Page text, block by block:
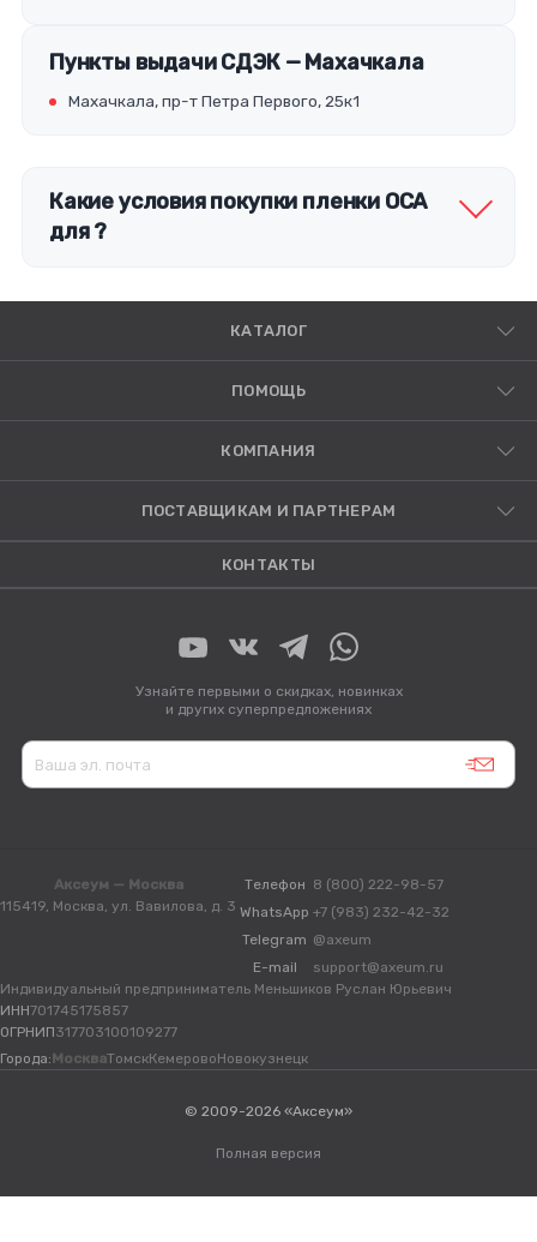
Пункты выдачи СДЭК — Махачкала
Махачкала, пр-т Петра Первого, 25к1
Какие условия покупки пленки OCA
для ?
КАТАЛОГ
ПОМОЩЬ
КОМПАНИЯ
ПОСТАВЩИКАМ И ПАРТНЕРАМ
КОНТАКТЫ
Узнайте первыми о скидках, новинках
и других суперпредложениях
Аксеум — Москва
115419, Москва, ул. Вавилова, д. 3
Телефон 8 (800) 222-98-57
WhatsApp +7 (983) 232-42-32
Telegram @axeum
E-mail
support@axeum.ru
Индивидуальный предприниматель Меньшиков Руслан Юрьевич
ИНН701745175857
ОГРНИП317703100109277
Города: МоскваТомскКемеровоНовокузнецк
© 2009-2026 «Аксеум»
Полная версия